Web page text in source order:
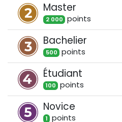
Master
2 000 points
Bachelier
500 points
Étudiant
100 points
Novice
1 points